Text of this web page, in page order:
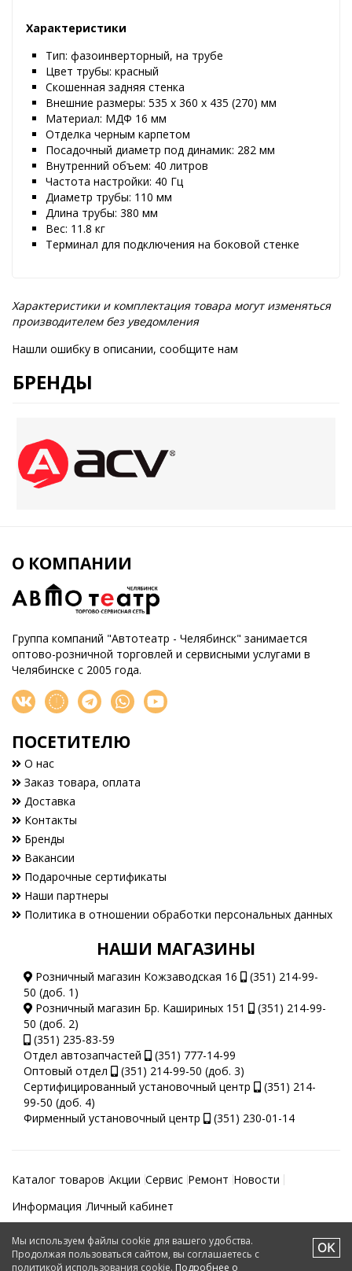
Характеристики
Тип: фазоинверторный, на трубе
Цвет трубы: красный
Скошенная задняя стенка
Внешние размеры: 535 х 360 х 435 (270) мм
Материал: МДФ 16 мм
Отделка черным карпетом
Посадочный диаметр под динамик: 282 мм
Внутренний объем: 40 литров
Частота настройки: 40 Гц
Диаметр трубы: 110 мм
Длина трубы: 380 мм
Вес: 11.8 кг
Терминал для подключения на боковой стенке
Характеристики и комплектация товара могут изменяться
производителем без уведомления
Нашли ошибку в описании, сообщите нам
БРЕНДЫ
О КОМПАНИИ
Группа компаний "Автотеатр - Челябинск" занимается
оптово-розничной торговлей и сервисными услугами в
Челябинске с 2005 года.
ПОСЕТИТЕЛЮ
О нас
Заказ товара, оплата
Доставка
Контакты
Бренды
Вакансии
Подарочные сертификаты
Наши партнеры
Политика в отношении обработки персональных данных
НАШИ МАГАЗИНЫ
Розничный магазин Кожзаводская 16
(351) 214-99-
50 (доб. 1)
Розничный магазин Бр. Кашириных 151
(351) 214-99-
50 (доб. 2)
(351) 235-83-59
Отдел автозапчастей
(351) 777-14-99
Оптовый отдел
(351) 214-99-50 (доб. 3)
Сертифицированный установочный центр
(351) 214-
99-50 (доб. 4)
Фирменный установочный центр
(351) 230-01-14
Каталог товаров Акции Сервис Ремонт Новости
Информация Личный кабинет
Мы используем файлы cookie для вашего удобства.
Продолжая пользоваться сайтом, вы соглашаетесь с
политикой использования cookie. Подробнее о
Автотеатр © 2026.